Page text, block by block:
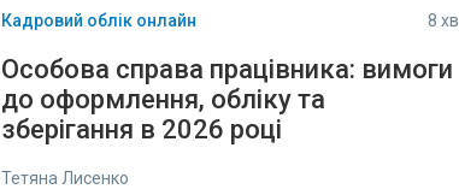
Кадровий облік онлайн 8 хв
Особова справа працівника: вимоги
до оформлення, обліку та
зберігання в 2026 році
Тетяна Лисенко